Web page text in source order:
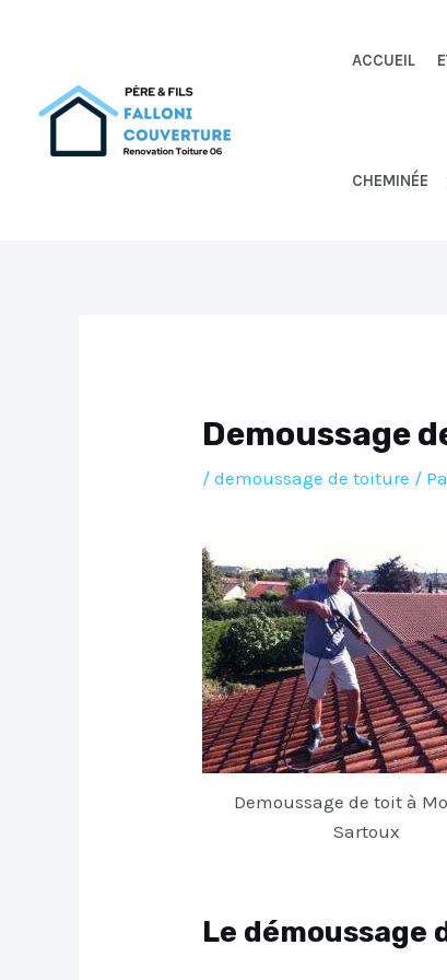
ACCUEIL
CHEMINÉE
Demoussage
/demoussage de toiture /
Demoussage de toit à
Sartoux
Le démoussage